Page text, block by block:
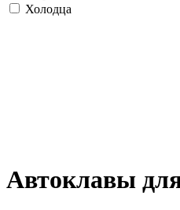
Холодца
Автоклавы